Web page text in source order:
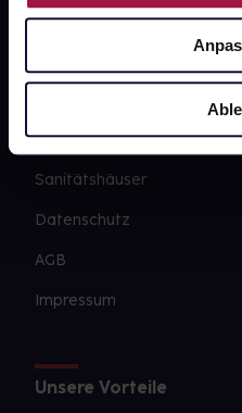
Newsletter
Barrierefreiheitserklärung
gesund-versorger.de
Sanitätshäuser
Datenschutz
AGB
Impressum
Unsere Vorteile